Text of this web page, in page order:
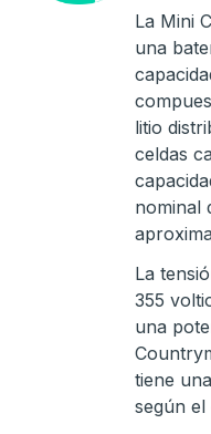
La Mini
una
litio
celdas
nominal
La
355
una
tiene
según el